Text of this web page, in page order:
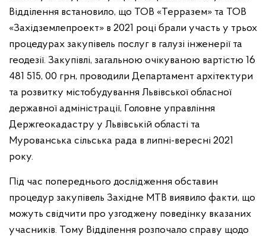
Відділення встановило, що ТОВ «Терразем» та ТОВ
«Західземлепроект» в 2021 році брали участь у трьох
процедурах закупівель послуг в галузі інженерії та
геодезії. Закупівлі, загальною очікуваною вартістю 16
481 515, 00 грн, проводили Департамент архітектури
та розвитку містобудування Львівської обласної
державної адміністрації, Головне управління
Держгеокадастру у Львівській області та
Мурованська сільська рада в липні-вересні 2021
року.
Під час попереднього дослідження обставин
процедур закупівель Західне МТВ виявило факти, що
можуть свідчити про узгоджену поведінку вказаних
учасників. Тому Відділення розпочало справу щодо